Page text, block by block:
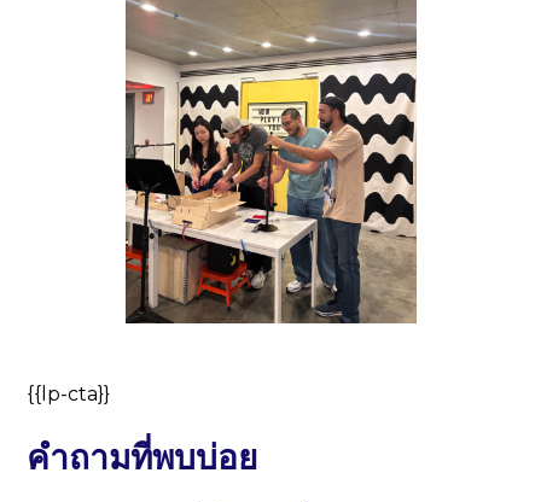
{{lp-cta}}
คำถามที่พบบ่อย